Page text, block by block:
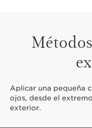
Aplicar una pequeña
ojos, desde el
exterior.